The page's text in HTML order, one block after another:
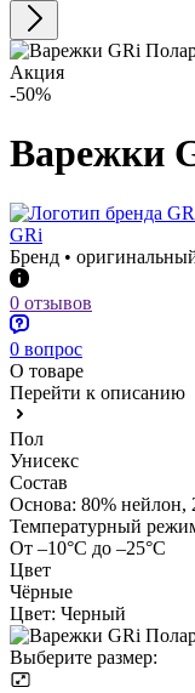
Акция
-50%
Варежки
GRi
Бренд •
0 отзывов
0 вопрос
О товаре
Перейти к описанию
Пол
Унисекс
Состав
Основа: 80% нейлон,
Температурный
От –10°С до –25°С
Цвет
Чёрные
Цвет: Черный
Выберите размер: